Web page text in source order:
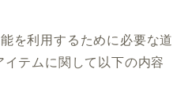
を利用するために必要な道
テムに関して以下の内容